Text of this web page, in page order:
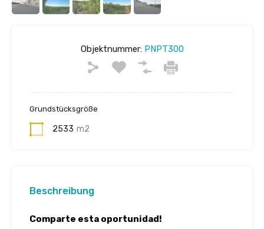
Objektnummer:PNPT300
Grundstücksgröße
2533 m2
Beschreibung
Comparte esta oportunidad!